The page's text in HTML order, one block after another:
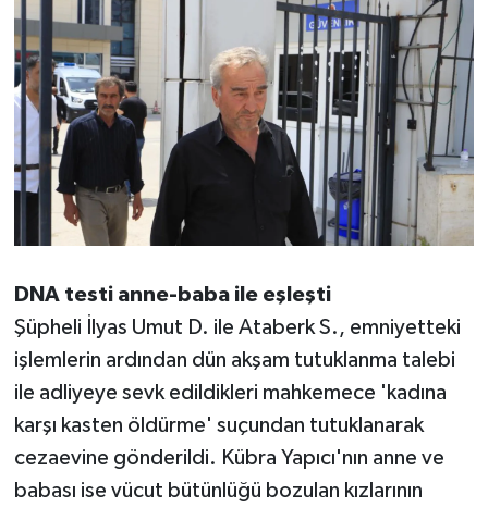
DNA testi anne-baba ile eşleşti
Şüpheli İlyas Umut D. ile Ataberk S., emniyetteki
işlemlerin ardından dün akşam tutuklanma talebi
ile adliyeye sevk edildikleri mahkemece 'kadına
karşı kasten öldürme' suçundan tutuklanarak
cezaevine gönderildi. Kübra Yapıcı'nın anne ve
babası ise vücut bütünlüğü bozulan kızlarının